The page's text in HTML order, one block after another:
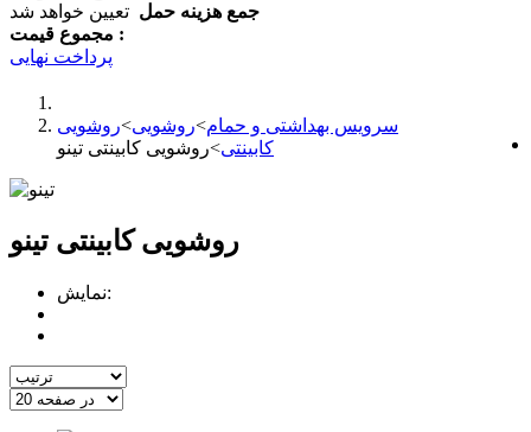
جمع هزینه حمل تعیین خواهد شد
مجموع قیمت :
پرداخت نهایی
سرویس بهداشتی و حمام>روشویی>روشویی
کابینتی>روشویی کابینتی تینو
نمایش: